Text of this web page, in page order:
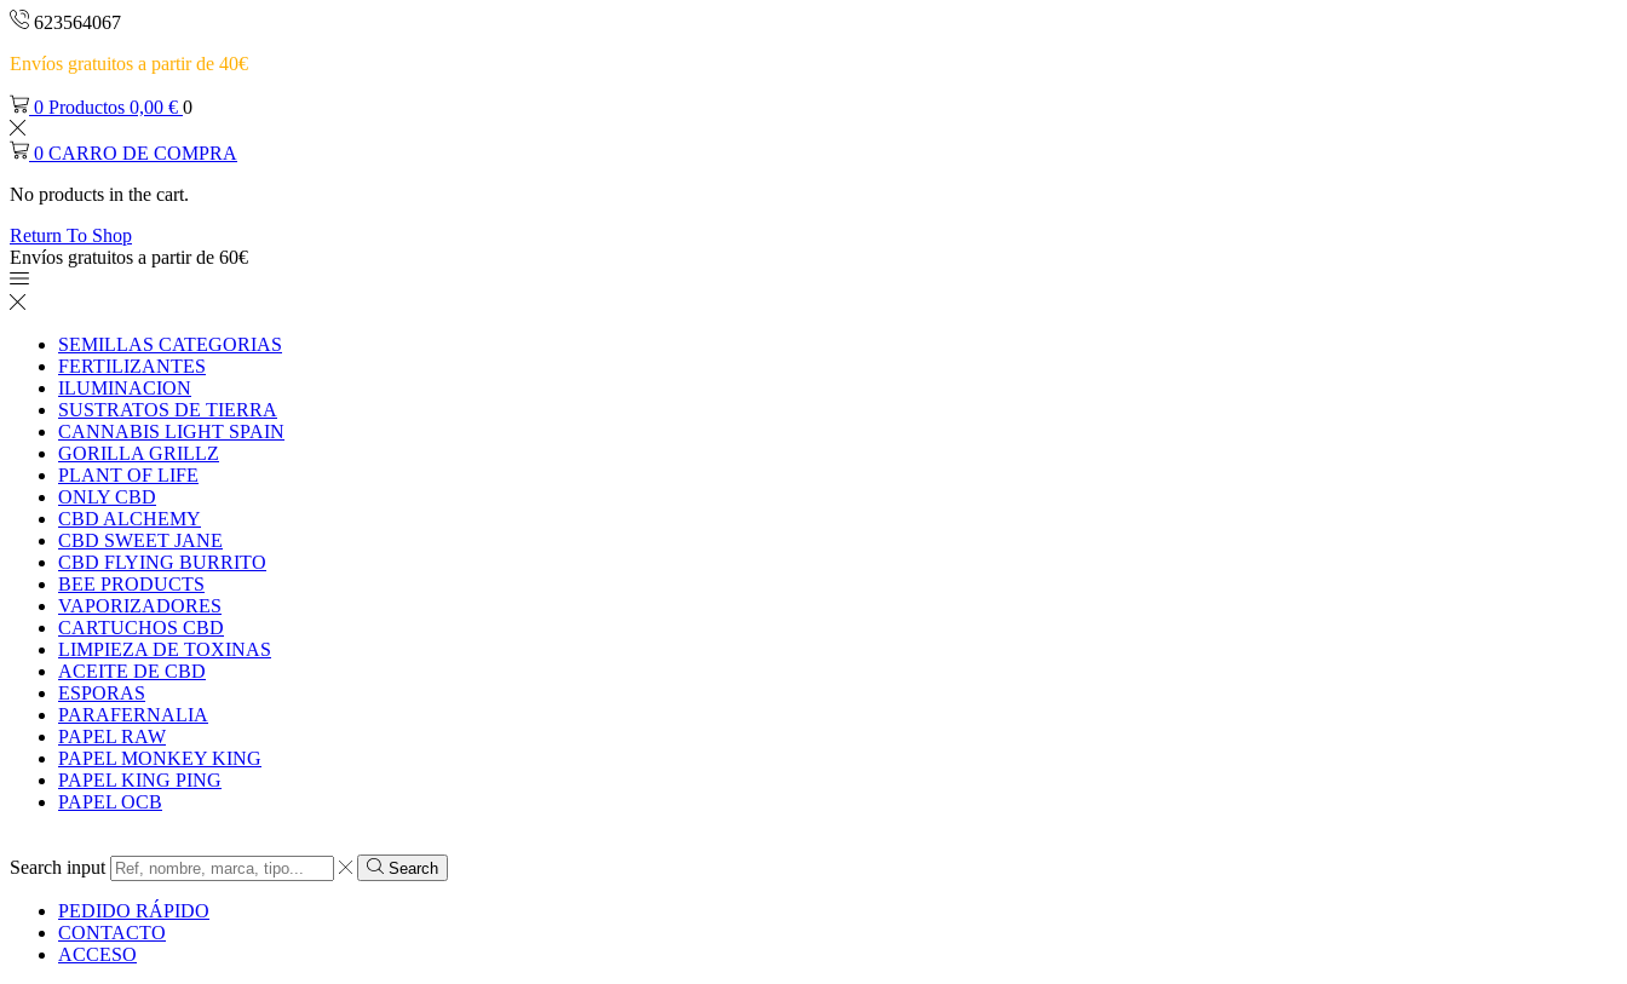
623564067
Envíos gratuitos a partir de 40€
0 Productos 0,00 € 0
0 CARRO DE COMPRA
No products in the cart.
Return To Shop
Envíos gratuitos a partir de 60€
SEMILLAS CATEGORIAS
FERTILIZANTES
ILUMINACION
SUSTRATOS DE TIERRA
CANNABIS LIGHT SPAIN
GORILLA GRILLZ
PLANT OF LIFE
ONLY CBD
CBD ALCHEMY
CBD SWEET JANE
CBD FLYING BURRITO
BEE PRODUCTS
VAPORIZADORES
CARTUCHOS CBD
LIMPIEZA DE TOXINAS
ACEITE DE CBD
ESPORAS
PARAFERNALIA
PAPEL RAW
PAPEL MONKEY KING
PAPEL KING PING
PAPEL OCB
Search input Search
PEDIDO RÁPIDO
CONTACTO
ACCESO